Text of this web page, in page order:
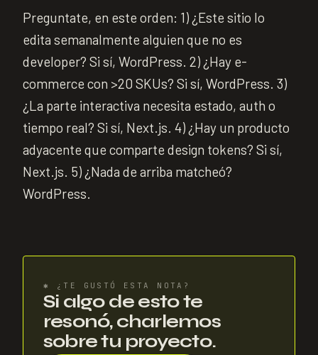
Preguntate, en este orden: 1) ¿Este sitio lo
edita semanalmente alguien que no es
developer? Si sí, WordPress. 2) ¿Hay e-
commerce con >20 SKUs? Si sí, WordPress. 3)
¿La parte interactiva necesita estado, auth o
tiempo real? Si sí, Next.js. 4) ¿Hay un producto
adyacente que comparte design tokens? Si sí,
Next.js. 5) ¿Nada de arriba matcheó?
WordPress.
✱ ¿TE GUSTÓ ESTA NOTA?
Si algo de esto te
resonó, charlemos
sobre tu proyecto.